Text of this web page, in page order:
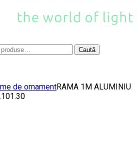
Caută
de ornamentRAMA 1M ALUMINIU